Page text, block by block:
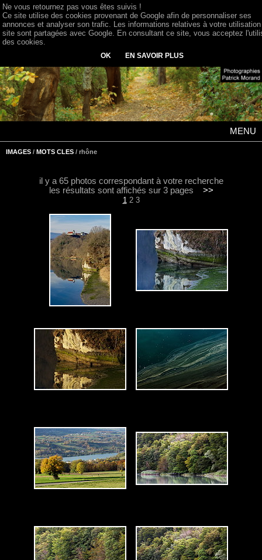
MENU
IMAGES / MOTS CLES / rhône
il y a 65 photos correspondant à votre recherche
les résultats sont affichés sur 3 pages >>
1 2 3
Ne vous retournez pas vous êtes suivis !
Ce site utilise des cookies provenant de Google afin de personnaliser ses
annonces et analyser son trafic. Les informations relatives à votre
site sont partagées avec Google. En consultant ce site, vous acceptez
des cookies.
OK EN SAVOIR PLUS